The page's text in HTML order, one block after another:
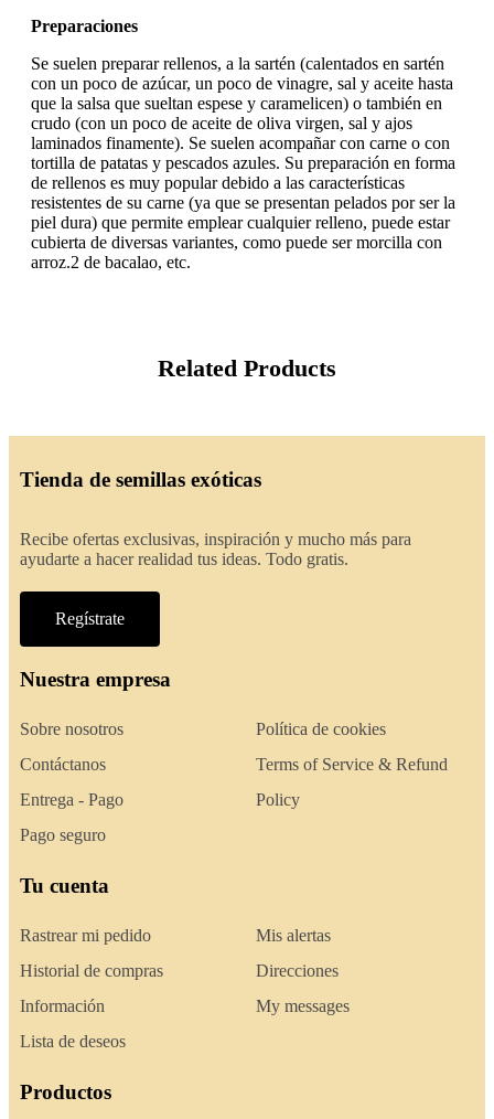
Preparaciones
Se suelen preparar rellenos, a la sartén (calentados en sartén
con un poco de azúcar, un poco de vinagre, sal y aceite hasta
que la salsa que sueltan espese y caramelicen) o también en
crudo (con un poco de aceite de oliva virgen, sal y ajos
laminados finamente). Se suelen acompañar con carne o con
tortilla de patatas y pescados azules. Su preparación en forma
de rellenos es muy popular debido a las características
resistentes de su carne (ya que se presentan pelados por ser la
piel dura) que permite emplear cualquier relleno, puede estar
cubierta de diversas variantes, como puede ser morcilla con
arroz.2​ de bacalao, etc.
Related Products
Tienda de semillas exóticas
Recibe ofertas exclusivas, inspiración y mucho más para
ayudarte a hacer realidad tus ideas. Todo gratis.
Regístrate
Nuestra empresa
Sobre nosotros
Contáctanos
Entrega - Pago
Pago seguro
Política de cookies
Terms of Service & Refund
Policy
Tu cuenta
Rastrear mi pedido
Historial de compras
Información
Lista de deseos
Mis alertas
Direcciones
My messages
Productos